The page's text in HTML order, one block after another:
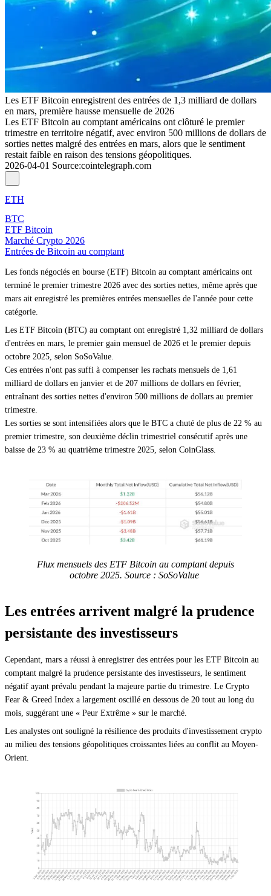
Les ETF Bitcoin enregistrent des entrées de 1,3 milliard de dollars
en mars, première hausse mensuelle de 2026
Les ETF Bitcoin au comptant américains ont clôturé le premier
trimestre en territoire négatif, avec environ 500 millions de dollars de
sorties nettes malgré des entrées en mars, alors que le sentiment
restait faible en raison des tensions géopolitiques.
2026-04-01 Source:cointelegraph.com
ETH
BTC
ETF Bitcoin
Marché Crypto 2026
Entrées de Bitcoin au comptant
Les fonds négociés en bourse (ETF) Bitcoin au comptant américains ont
terminé le premier trimestre 2026 avec des sorties nettes, même après que
mars ait enregistré les premières entrées mensuelles de l'année pour cette
catégorie.
Les ETF Bitcoin (BTC) au comptant ont enregistré 1,32 milliard de dollars
d'entrées en mars, le premier gain mensuel de 2026 et le premier depuis
octobre 2025, selon SoSoValue.
Ces entrées n'ont pas suffi à compenser les rachats mensuels de 1,61
milliard de dollars en janvier et de 207 millions de dollars en février,
entraînant des sorties nettes d'environ 500 millions de dollars au premier
trimestre.
Les sorties se sont intensifiées alors que le BTC a chuté de plus de 22 % au
premier trimestre, son deuxième déclin trimestriel consécutif après une
baisse de 23 % au quatrième trimestre 2025, selon CoinGlass.
Flux mensuels des ETF Bitcoin au comptant depuis
octobre 2025. Source : SoSoValue
Les entrées arrivent malgré la prudence
persistante des investisseurs
Cependant, mars a réussi à enregistrer des entrées pour les ETF Bitcoin au
comptant malgré la prudence persistante des investisseurs, le sentiment
négatif ayant prévalu pendant la majeure partie du trimestre. Le Crypto
Fear & Greed Index a largement oscillé en dessous de 20 tout au long du
mois, suggérant une « Peur Extrême » sur le marché.
Les analystes ont souligné la résilience des produits d'investissement crypto
au milieu des tensions géopolitiques croissantes liées au conflit au Moyen-
Orient.